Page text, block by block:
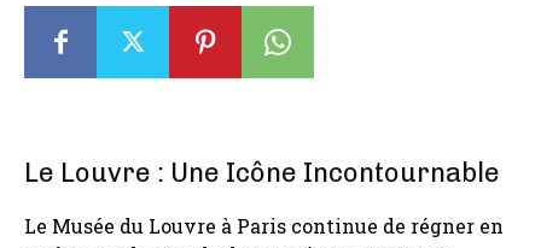
Le Louvre : Une Icône Incontournable
Le Musée du Louvre à Paris continue de régner en